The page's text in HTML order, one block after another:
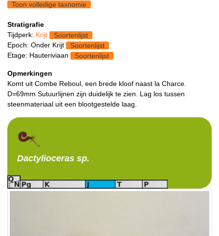
Toon volledige taxnomie
Stratigrafie
Tijdperk: Krijt
Soortenlijst
Epoch: Onder Krijt
Soortenlijst
Etage: Hauteriviaan
Soortenlijst
Opmerkingen
Komt uit Combe Reboul, een brede kloof naast la Charce.
D=69mm Sutuurlijnen zijn duidelijk te zien. Lag los tussen
steenmateriaal uit een blootgestelde laag.
Dactylioceras sp.